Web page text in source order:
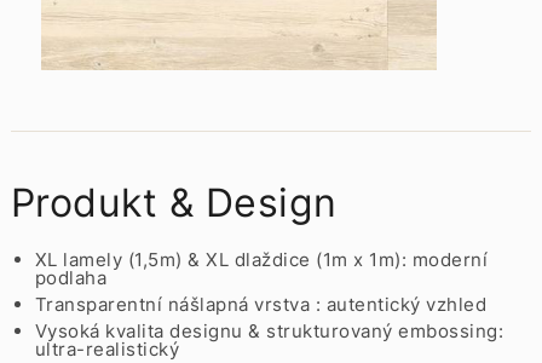
Produkt & Design
XL lamely (1,5m) & XL dlaždice (1m x 1m): moderní
podlaha
Transparentní nášlapná vrstva : autentický vzhled
Vysoká kvalita designu & strukturovaný embossing:
ultra-realistický